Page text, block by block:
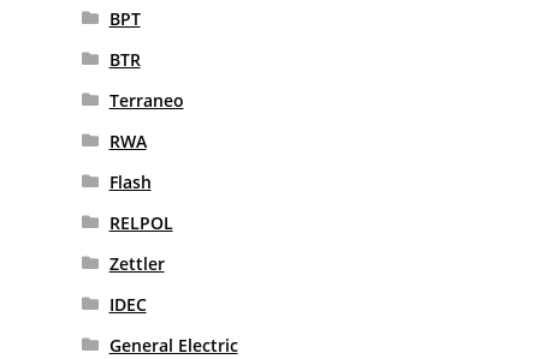
BPT
BTR
Terraneo
RWA
Flash
RELPOL
Zettler
IDEC
General Electric